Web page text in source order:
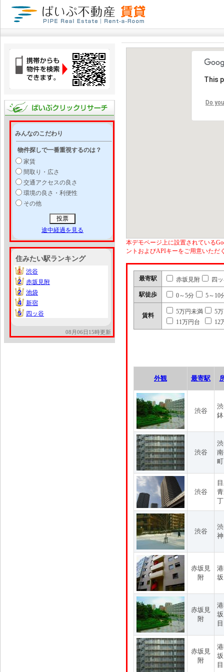
みんなのこだわり
物件探しで一番重視するのは？
家賃
間取り・広さ
交通アクセスの良さ
環境の良さ・利便性
その他
途中経過を見る
住みたい駅ランキング
1
1
渋谷
2
2
赤坂見附
2
2
池袋
4
4
新宿
5
5 四ッ谷
08月06日15時更新
This
Do
本デモページ上に設置されている
ントおよびAPIキーをご用意いただ
最寄駅 赤坂見附 四
駅徒歩 0～5分 5～10
賃料
5万円未満
5
11万円台
12
外観 最寄駅
渋谷
渋谷
渋谷
渋谷
赤坂見
附
赤坂見
附
目
赤坂見
附
目